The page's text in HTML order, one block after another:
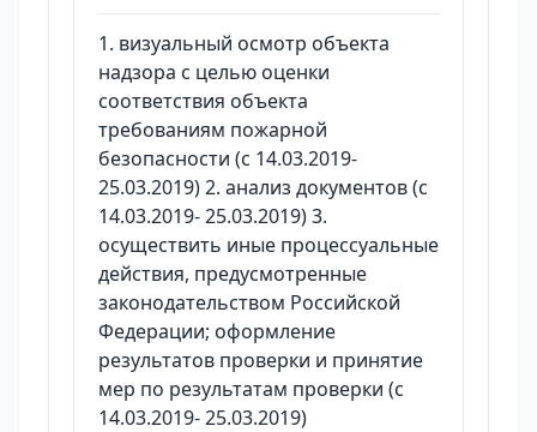
1. визуальный осмотр объекта
надзора с целью оценки
соответствия объекта
требованиям пожарной
безопасности (с 14.03.2019-
25.03.2019) 2. анализ документов (с
14.03.2019- 25.03.2019) 3.
осуществить иные процессуальные
действия, предусмотренные
законодательством Российской
Федерации; оформление
результатов проверки и принятие
мер по результатам проверки (с
14.03.2019- 25.03.2019)